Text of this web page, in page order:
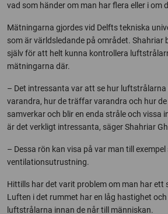
vad som händer om man har flera eller i om
Mätningarna gjordes vid Delfts tekniska
som är världsledande på området. Shahriar
själv för att helt kunna kontrollera
mätningarna där.
– Det intressanta var att se hur luftstrålarna
varandra, hur de träffar varandra och hur
samverkar och blir en enda stråle och vissa
är det verkligt intressanta, säger Shahriar
– Dessa rön kan visa på var man till
ventilationsutrustning.
Hittills har det varit problem om man har ett
Luften i det rummet har en låg hastighet
luftstrålarna innan de når till människan.